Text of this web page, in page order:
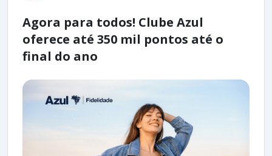
Agora para todos! Clube Azul
oferece até 350 mil pontos até o
final do ano